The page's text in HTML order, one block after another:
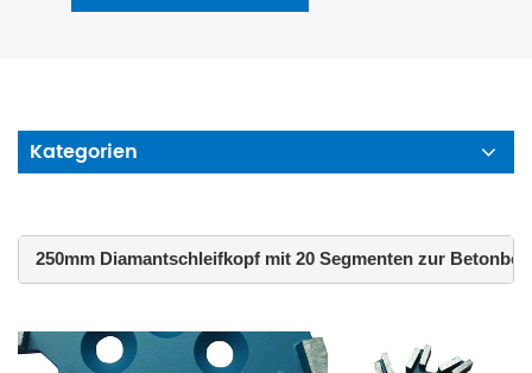
Kategorien
250mm Diamantschleifkopf mit 20 Segmenten zur